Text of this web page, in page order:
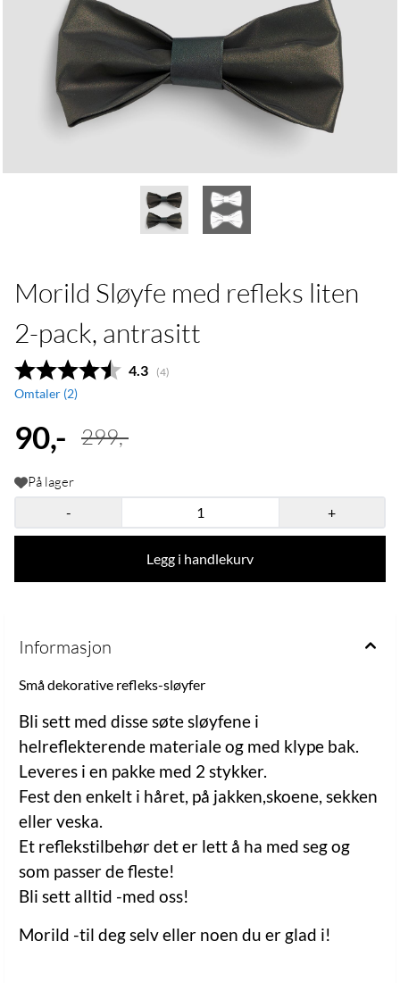
Morild Sløyfe med refleks liten
2-pack, antrasitt
Gjennomsnittskarakter:
4.3 (stemmer:
4)
Omtaler (2)
90,- 299,-
På lager
-
+
Legg i handlekurv
Informasjon
Små dekorative refleks-sløyfer
Bli sett med disse søte sløyfene i
helreflekterende materiale og med klype bak.
Leveres i en pakke med 2 stykker.
Fest den enkelt i håret, på jakken,skoene, sekken
eller veska.
Et reflekstilbehør det er lett å ha med seg og
som passer de fleste!
Bli sett alltid -med oss!
Morild -til deg selv eller noen du er glad i!